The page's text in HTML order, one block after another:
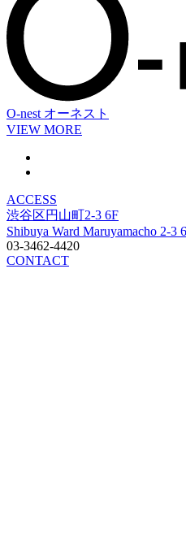
O-nest オーネスト
VIEW MORE
ACCESS
渋谷区円山町2-3 6F
Shibuya Ward Maruyamacho 2-3
03-3462-4420
CONTACT